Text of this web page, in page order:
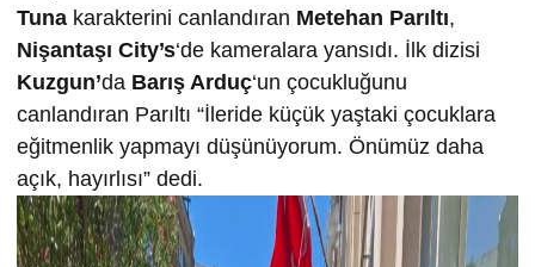
Tuna karakterini canlandıran Metehan Parıltı,
Nişantaşı City’s‘de kameralara yansıdı. İlk dizisi
Kuzgun’da Barış Arduç‘un çocukluğunu
canlandıran Parıltı “İleride küçük yaştaki çocuklara
eğitmenlik yapmayı düşünüyorum. Önümüz daha
açık, hayırlısı” dedi.